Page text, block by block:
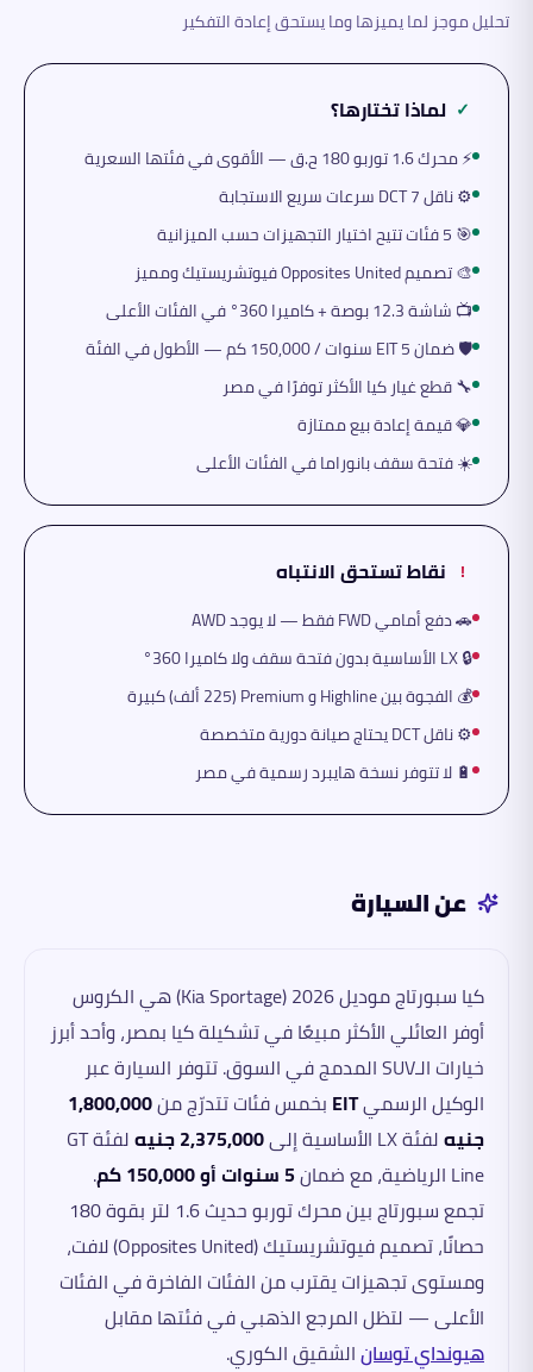
تحليل موجز لما يميزها وما يستحق إعادة التفكير
✓ لماذا تختارها؟
⚡ محرك 1.6 توربو 180 ح.ق — الأقوى في فئتها السعرية
⚙️ ناقل DCT 7 سرعات سريع الاستجابة
🎯 5 فئات تتيح اختيار التجهيزات حسب الميزانية
🎨 تصميم Opposites United فيوتشريستيك ومميز
📺 شاشة 12.3 بوصة + كاميرا 360° في الفئات الأعلى
🛡️ ضمان EIT 5 سنوات / 150,000 كم — الأطول في الفئة
🔧 قطع غيار كيا الأكثر توفرًا في مصر
💎 قيمة إعادة بيع ممتازة
☀️ فتحة سقف بانوراما في الفئات الأعلى
! نقاط تستحق الانتباه
🚗 دفع أمامي FWD فقط — لا يوجد AWD
🔒 LX الأساسية بدون فتحة سقف ولا كاميرا 360°
💰 الفجوة بين Highline و Premium (225 ألف) كبيرة
⚙️ ناقل DCT يحتاج صيانة دورية متخصصة
🔋 لا تتوفر نسخة هايبرد رسمية في مصر
عن السيارة
كيا سبورتاج موديل 2026 (Kia Sportage) هي الكروس
أوفر العائلي الأكثر مبيعًا في تشكيلة كيا بمصر، وأحد أبرز
خيارات الـSUV المدمج في السوق. تتوفر السيارة عبر
الوكيل الرسميEIT بخمس فئات تتدرّج من1,800,000
جنيهلفئة LX الأساسية إلى 2,375,000 جنيه
لفئة GT
Line الرياضية، مع ضمان
5 سنوات أو 150,000 كم
.
تجمع سبورتاج بين محرك توربو حديث 1.6 لتر بقوة 180
حصانًا، تصميم فيوتشريستيك (Opposites United) لافت،
ومستوى تجهيزات يقترب من الفئات الفاخرة في الفئات
الأعلى — لتظل المرجع الذهبي في فئتها مقابل
هيونداي توسانالشقيق الكوري.